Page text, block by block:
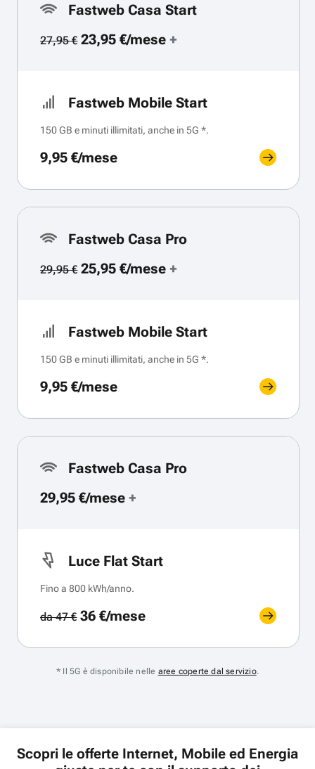
Fastweb Casa Start
27,95 €23,95 €/mese+
Fastweb Mobile Start
150 GB e minuti illimitati, anche in 5G *.
9,95 €/mese
Fastweb Casa Pro
29,95 €25,95 €/mese+
Fastweb Mobile Start
150 GB e minuti illimitati, anche in 5G *.
9,95 €/mese
Fastweb Casa Pro
29,95 €/mese +
Luce Flat Start
Fino a 800 kWh/anno.
da 47 €36 €/mese
* Il 5G è disponibile nelle aree coperte dal servizio.
Scopri le offerte Internet, Mobile ed Energia